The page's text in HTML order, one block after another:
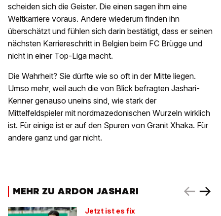
scheiden sich die Geister. Die einen sagen ihm eine
Weltkarriere voraus. Andere wiederum finden ihn
überschätzt und fühlen sich darin bestätigt, dass er seinen
nächsten Karriereschritt in Belgien beim FC Brügge und
nicht in einer Top-Liga macht.
Die Wahrheit? Sie dürfte wie so oft in der Mitte liegen.
Umso mehr, weil auch die von Blick befragten Jashari-
Kenner genauso uneins sind, wie stark der
Mittelfeldspieler mit nordmazedonischen Wurzeln wirklich
ist. Für einige ist er auf den Spuren von Granit Xhaka. Für
andere ganz und gar nicht.
MEHR ZU ARDON JASHARI
Jetzt ist es fix